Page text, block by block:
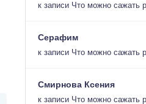
к записи Что можно сажать
Серафим
к записи Что можно сажать
Смирнова Ксения
к записи Что можно сажать